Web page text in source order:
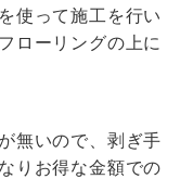
を使って施工を行い
ローリングの上に
無いので、剥ぎ手
りお得な金額での